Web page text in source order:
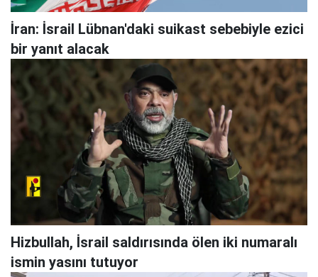
İran: İsrail Lübnan'daki suikast sebebiyle ezici
bir yanıt alacak
Hizbullah, İsrail saldırısında ölen iki numaralı
ismin yasını tutuyor